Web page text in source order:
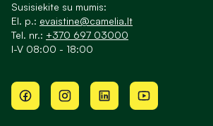
Susisiekite su mumis:
El. p.: evaistine@camelia.lt
Tel. nr.: +370 697 03000
I-V 08:00 - 18:00